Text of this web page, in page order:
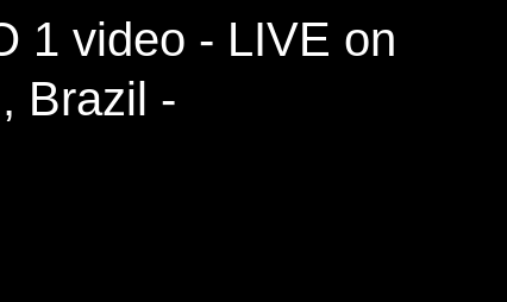
マティック ショーロ
1 video - LIVE on
Brazil -